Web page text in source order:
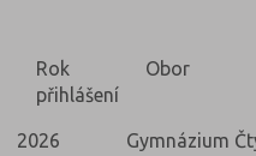
Rok
přihlášení
Obor
2026 Gymnázium